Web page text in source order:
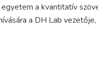
a kvantitatív
a DH Lab